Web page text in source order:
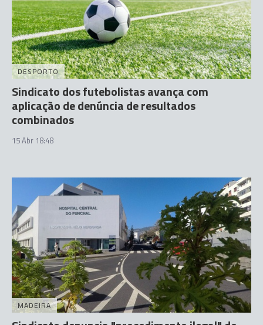
DESPORTO
Sindicato dos futebolistas avança com
aplicação de denúncia de resultados
combinados
15 Abr 18:48
MADEIRA